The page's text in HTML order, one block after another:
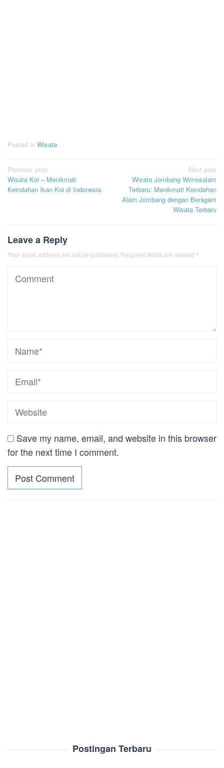
Posted in Wisata
Post
navigation
Previous post
Wisata Koi – Menikmati
Keindahan Ikan Koi di Indonesia
Next post
Wisata Jombang Wonosalam
Terbaru: Menikmati Keindahan
Alam Jombang dengan Beragam
Wisata Terbaru
Leave a Reply
Your email address will not be published. Required fields are marked *
Save my name, email, and website in this browser
for the next time I comment.
Postingan Terbaru